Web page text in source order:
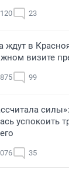
23
ждут в
визите
99
успокоить
35